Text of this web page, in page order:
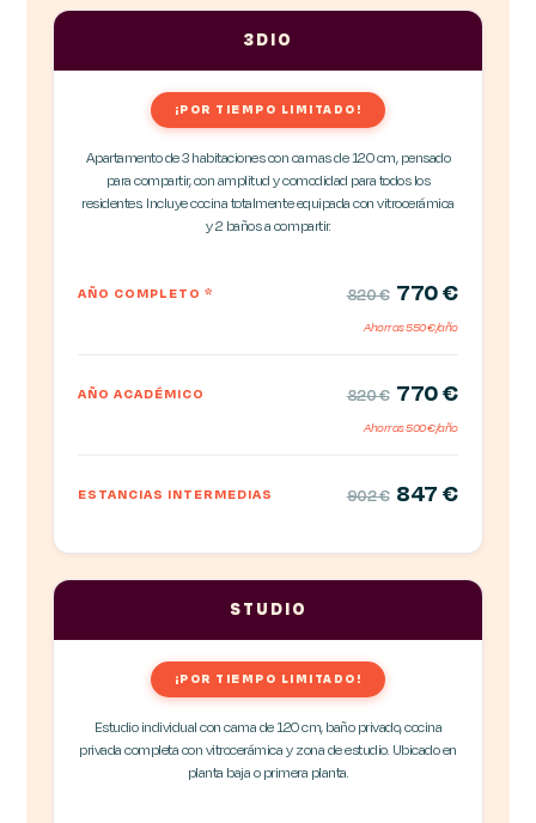
3DIO
¡POR TIEMPO LIMITADO!
Apartamento de 3 habitaciones con camas de 120 cm, pensado
para compartir, con amplitud y comodidad para todos los
residentes. Incluye cocina totalmente equipada con vitrocerámica
y 2 baños a compartir.
AÑO COMPLETO* 820 € 770 €
Ahorras 550 €/año
AÑO ACADÉMICO 820 € 770 €
Ahorras 500 €/año
ESTANCIAS INTERMEDIAS 902 € 847 €
STUDIO
¡POR TIEMPO LIMITADO!
Estudio individual con cama de 120 cm, baño privado, cocina
privada completa con vitrocerámica y zona de estudio. Ubicado en
planta baja o primera planta.